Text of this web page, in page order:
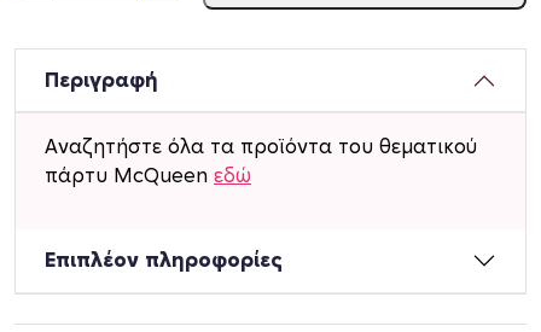
τ
κ
Περιγραφή
Αναζητήστε όλα τα προϊόντα του θεματικού
πάρτυ McQueen εδώ
Επιπλέον πληροφορίες